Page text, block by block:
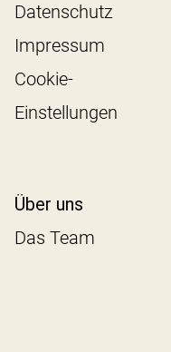
Datenschutz
Impressum
Cookie-
Einstellungen
Über uns
Das Team